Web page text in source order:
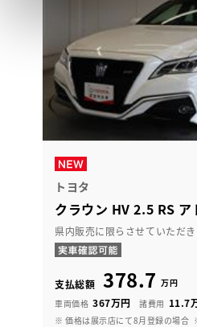
トヨタ
クラウン HV 2.5 RS ア
県内販売に限らさせていただき
支払総額 378.7 万円
車両価格 367万円 諸費用 11.7
※ 価格は展示店にて8月登録の場合